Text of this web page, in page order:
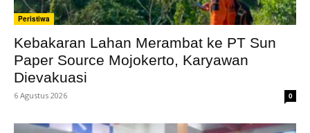
Peristiwa
Kebakaran Lahan Merambat ke PT Sun
Paper Source Mojokerto, Karyawan
Dievakuasi
6 Agustus 2026 0